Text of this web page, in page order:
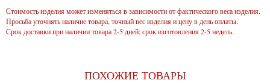
Стоимость изделия может изменяться в зависимости от фактического веса изделия.
Просьба уточнять наличие товара, точный вес изделия и цену в день оплаты.
Срок доставки при наличии товара 2-5 дней; срок изготовления 2-5 недель.
ПОХОЖИЕ ТОВАРЫ